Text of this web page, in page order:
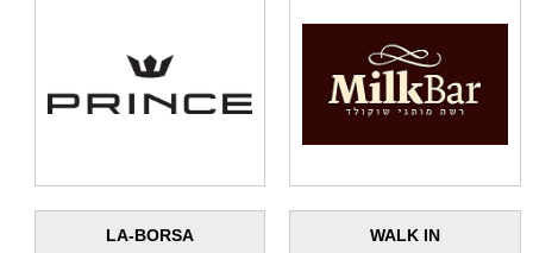
WALK IN
LA-BORSA